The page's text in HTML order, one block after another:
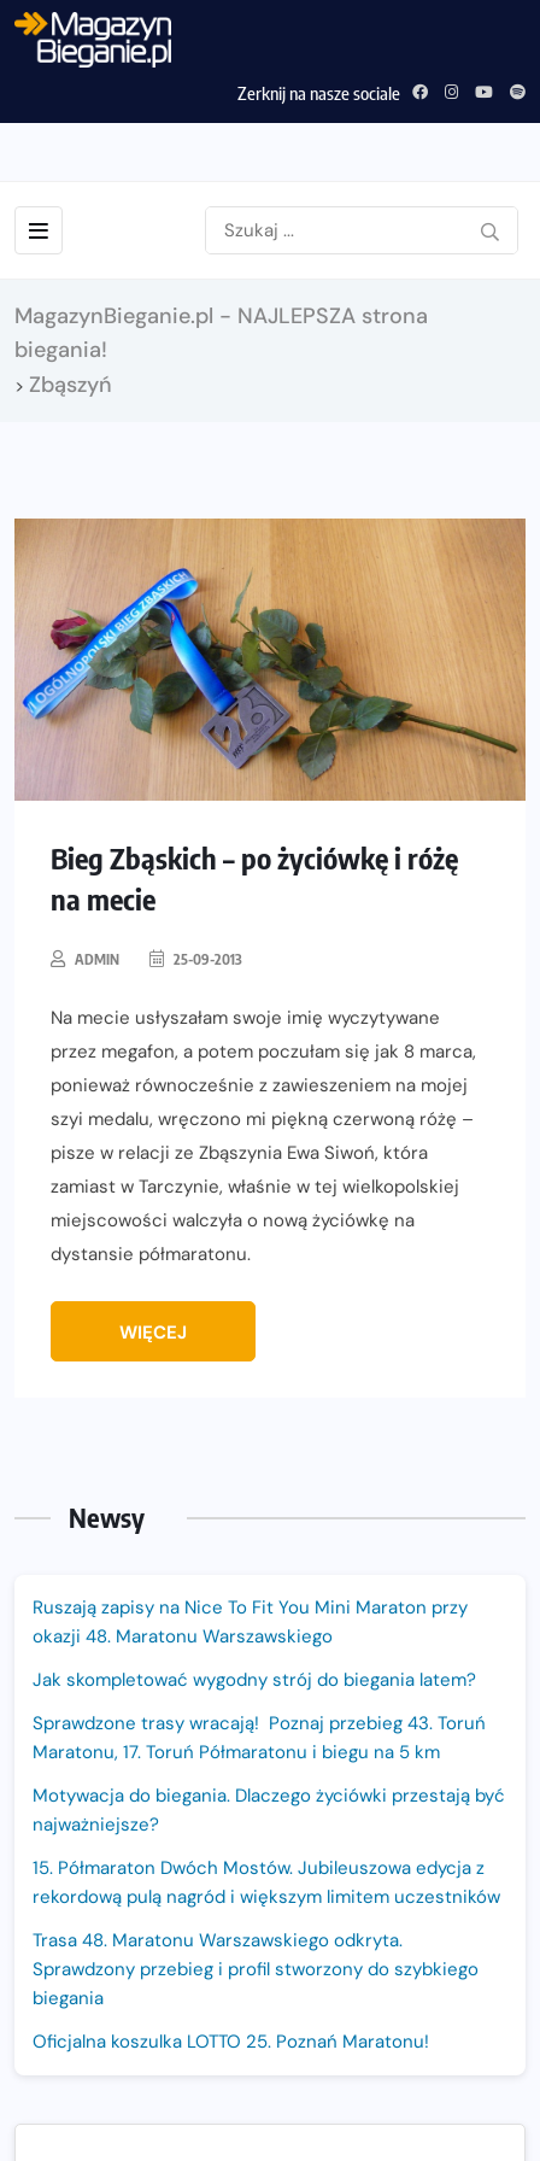
Zerknij na nasze sociale
MagazynBieganie.pl - NAJLEPSZA strona
biegania!
> Zbąszyń
Bieg Zbąskich – po życiówkę i różę
na mecie
ADMIN 25-09-2013
Na mecie usłyszałam swoje imię wyczytywane
przez megafon, a potem poczułam się jak 8 marca,
ponieważ równocześnie z zawieszeniem na mojej
szyi medalu, wręczono mi piękną czerwoną różę –
pisze w relacji ze Zbąszynia Ewa Siwoń, która
zamiast w Tarczynie, właśnie w tej wielkopolskiej
miejscowości walczyła o nową życiówkę na
dystansie półmaratonu.
WIĘCEJ
Newsy
Ruszają zapisy na Nice To Fit You Mini Maraton przy
okazji 48. Maratonu Warszawskiego
Jak skompletować wygodny strój do biegania latem?
Sprawdzone trasy wracają! Poznaj przebieg 43. Toruń
Maratonu, 17. Toruń Półmaratonu i biegu na 5 km
Motywacja do biegania. Dlaczego życiówki przestają być
najważniejsze?
15. Półmaraton Dwóch Mostów. Jubileuszowa edycja z
rekordową pulą nagród i większym limitem uczestników
Trasa 48. Maratonu Warszawskiego odkryta.
Sprawdzony przebieg i profil stworzony do szybkiego
biegania
Oficjalna koszulka LOTTO 25. Poznań Maratonu!